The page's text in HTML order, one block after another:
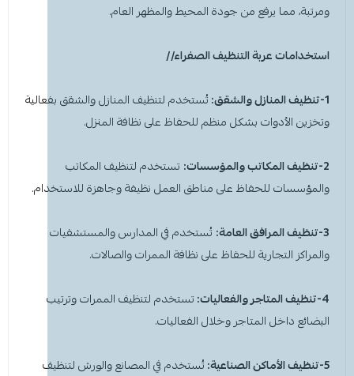
ومرتبة، مما يرفع من جودة المحيط والمظهر العام.
استخدامات عربة التنظيف الصفراء//
1-تنظيف المنازل والشقق:
تُستخدم لتنظيف المنازل والشقق بفعالية
وتخزين الأدوات بشكل منظم للحفاظ على نظافة المنزل.
2-تنظيف المكاتب والمؤسسات:
تستخدم لتنظيف المكاتب
والمؤسسات للحفاظ على مناطق العمل نظيفة وجاهزة للاستخدام.
3-تنظيف المرافق العامة:
تُستخدم في المدارس والمستشفيات
والمراكز التجارية للحفاظ على نظافة الممرات والصالات.
4-تنظيف المتاجر والفعاليات:
تستخدم لتنظيف الممرات وترتيب
البضائع داخل المتاجر وخلال الفعاليات.
5-تنظيف الأماكن الصناعية:
تُستخدم في المصانع والورش لتنظيف